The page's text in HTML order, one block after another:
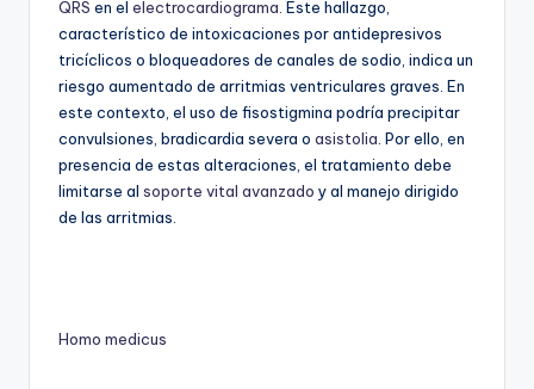
QRS en el electrocardiograma. Este hallazgo,
característico de intoxicaciones por antidepresivos
tricíclicos o bloqueadores de canales de sodio, indica un
riesgo aumentado de arritmias ventriculares graves. En
este contexto, el uso de fisostigmina podría precipitar
convulsiones, bradicardia severa o asistolia. Por ello, en
presencia de estas alteraciones, el tratamiento debe
limitarse al soporte vital avanzado y al manejo dirigido
de las arritmias.
Homo medicus